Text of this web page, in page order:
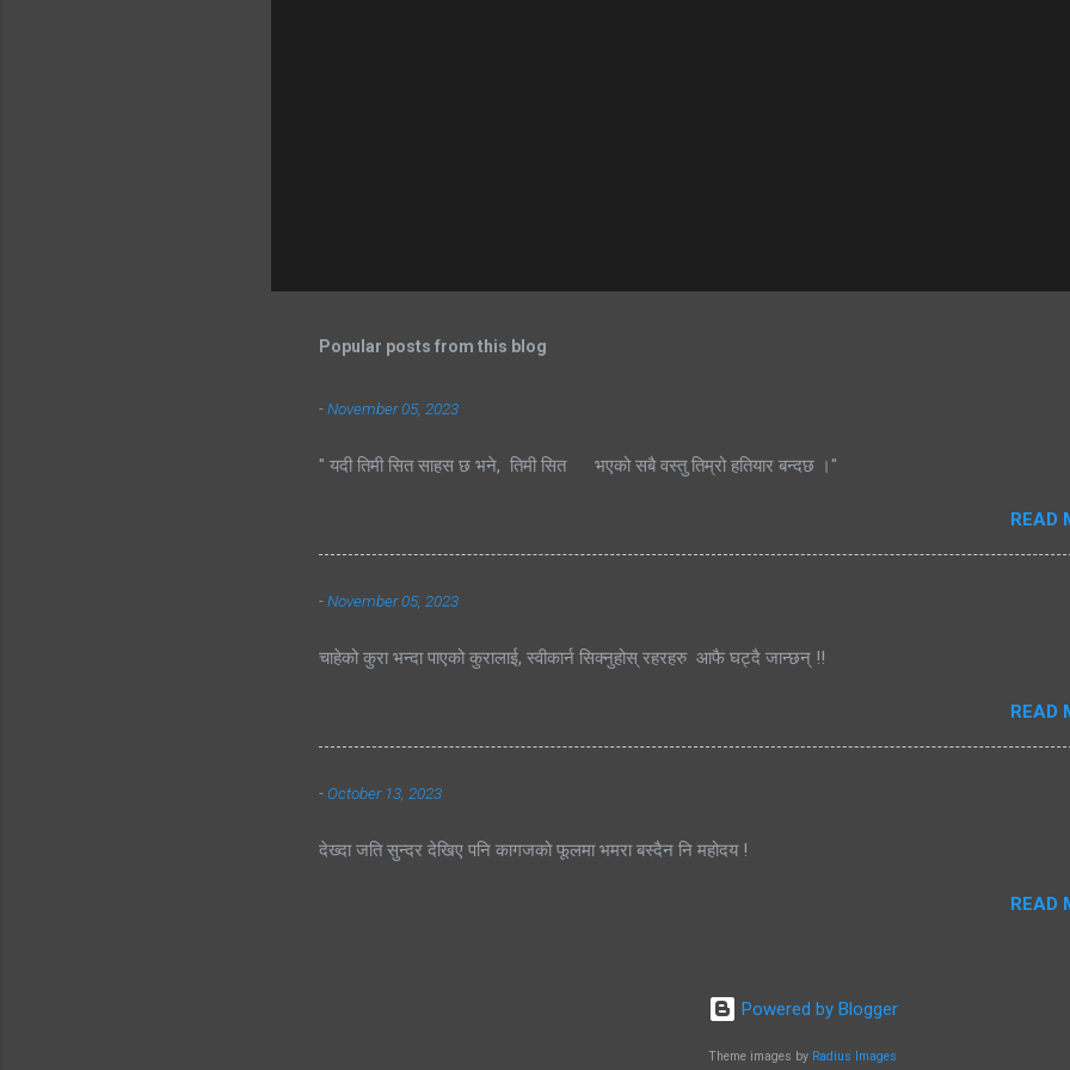
Popular posts from this blog
-November 05, 2023
" यदी तिमी सित साहस छ भने, तिमी सित भएको सबै वस्तु तिम्रो हतियार बन्दछ ।"
READ
-November 05, 2023
चाहेको कुरा भन्दा पाएको कुरालाई, स्वीकार्न सिक्नुहोस् रहरहरु आफै घट्दै जान्छन् !!
READ
-October 13, 2023
देख्दा जति सुन्दर देखिए पनि कागजको फूलमा भमरा बस्दैन नि महोदय !
READ
Powered by Blogger
Theme images by Radius Images